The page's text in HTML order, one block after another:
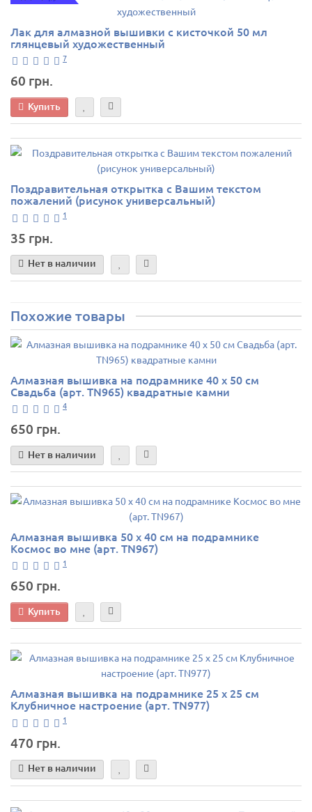
Лак для алмазной вышивки с кисточкой 50 мл
глянцевый художественный
7
60 грн.
Купить
Поздравительная открытка с Вашим текстом
пожалений (рисунок универсальный)
1
35 грн.
Нет в наличии
Похожие товары
Алмазная вышивка на подрамнике 40 х 50 см
Свадьба (арт. TN965) квадратные камни
4
650 грн.
Нет в наличии
Алмазная вышивка 50 х 40 см на подрамнике
Космос во мне (арт. TN967)
1
650 грн.
Купить
Алмазная вышивка на подрамнике 25 х 25 см
Клубничное настроение (арт. TN977)
1
470 грн.
Нет в наличии